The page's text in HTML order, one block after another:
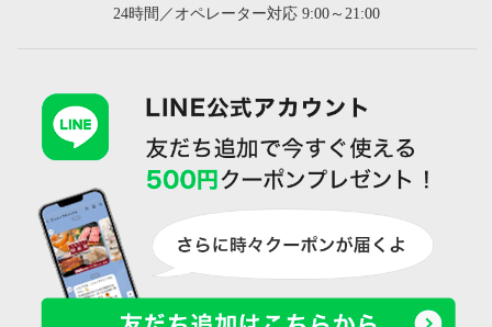
24時間／オペレーター対応 9:00～21:00